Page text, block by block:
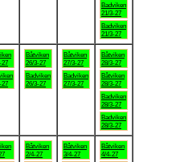
Badviken
21/3-27
Badviken
21/3-27
27
27
Båtviken
26/3-27
Badviken
26/3-27
Båtviken
27/3-27
Badviken
27/3-27
Båtviken
28/3-27
Båtviken
28/3-27
Badviken
28/3-27
Badviken
28/3-27
Båtviken
2/4-27
Båtviken
3/4-27
Båtviken
4/4-27